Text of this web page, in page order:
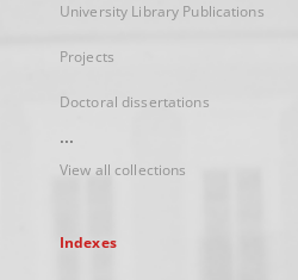
University Library Publications
Projects
Doctoral dissertations
...
View all collections
Indexes